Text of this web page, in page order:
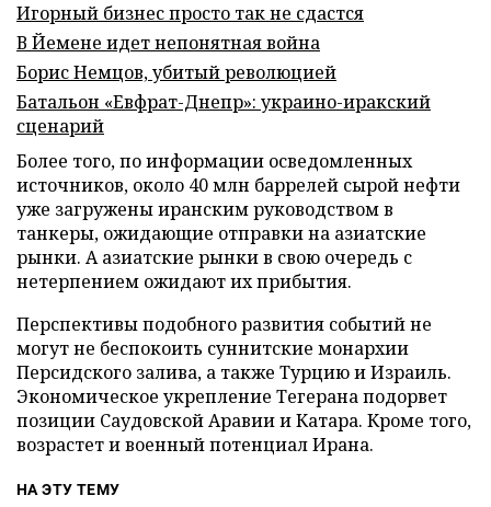
Игорный бизнес просто так не сдастся
В Йемене идет непонятная война
Борис Немцов, убитый революцией
Батальон «Евфрат-Днепр»: украино-иракский
сценарий
Более того, по информации осведомленных
источников, около 40 млн баррелей сырой нефти
уже загружены иранским руководством в
танкеры, ожидающие отправки на азиатские
рынки. А азиатские рынки в свою очередь с
нетерпением ожидают их прибытия.
Перспективы подобного развития событий не
могут не беспокоить суннитские монархии
Персидского залива, а также Турцию и Израиль.
Экономическое укрепление Тегерана подорвет
позиции Саудовской Аравии и Катара. Кроме того,
возрастет и военный потенциал Ирана.
НА ЭТУ ТЕМУ